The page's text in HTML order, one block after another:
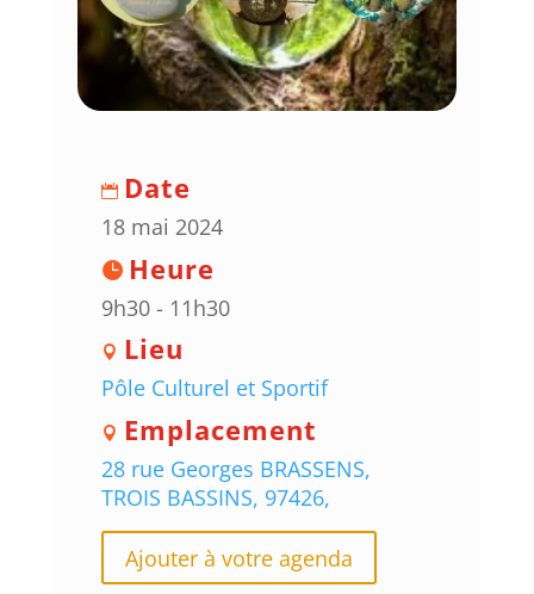
Date
18 mai 2024
Heure
9h30 - 11h30
Lieu
Pôle Culturel et Sportif
Emplacement
28 rue Georges BRASSENS,
TROIS BASSINS, 97426,
Ajouter à votre agenda